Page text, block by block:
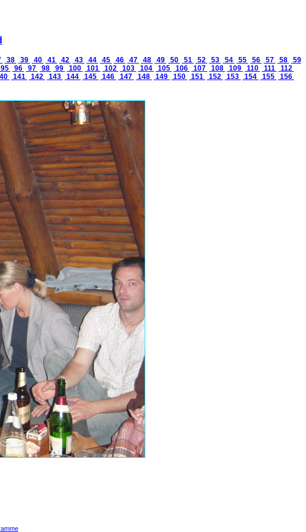
38 39 40 41 42 43 44 45 46 47 48 49 50 51 52 53 54 55 56 57 58
59
95 96 97 98 99 100 101 102 103 104 105 106 107 108 109 110 111
112
141 142 143 144 145 146 147 148 149 150 151 152 153 154 155
156